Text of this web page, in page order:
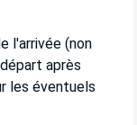
l'arrivée (non
après
les éventuels